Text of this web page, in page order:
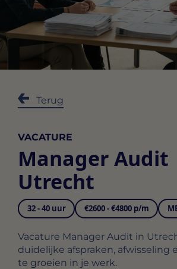
Terug
VACATURE
Manager Audit
Utrecht
32 - 40 uur €2600 - €4800 p/m
Vacature Manager Audit in
duidelijke afspraken, afwisseling
te groeien in je werk.